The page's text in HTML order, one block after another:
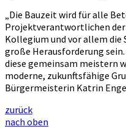
„Die Bauzeit wird für alle
Projektverantwortlichen der
Kollegium und vor allem die
große Herausforderung
diese gemeinsam meistern
moderne, zukunftsfähige
Bürgermeisterin Katrin
zurück
nach oben